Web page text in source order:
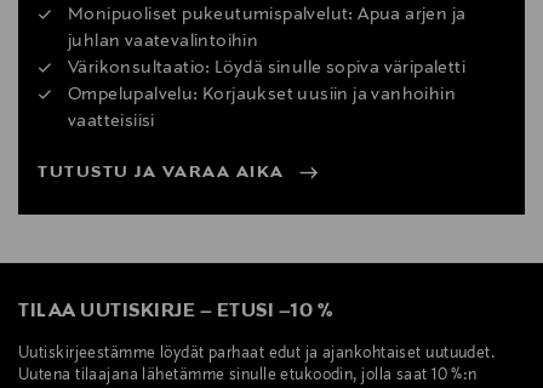
Monipuoliset pukeutumispalvelut: Apua arjen ja
juhlan vaatevalintoihin
Värikonsultaatio: Löydä sinulle sopiva väripaletti
Ompelupalvelu: Korjaukset uusiin ja vanhoihin
vaatteisiisi
TUTUSTU JA VARAA AIKA
TILAA UUTISKIRJE – ETUSI –10 %
Uutiskirjeestämme löydät parhaat edut ja ajankohtaiset uutuudet.
Uutena tilaajana lähetämme sinulle etukoodin, jolla saat 10 %:n